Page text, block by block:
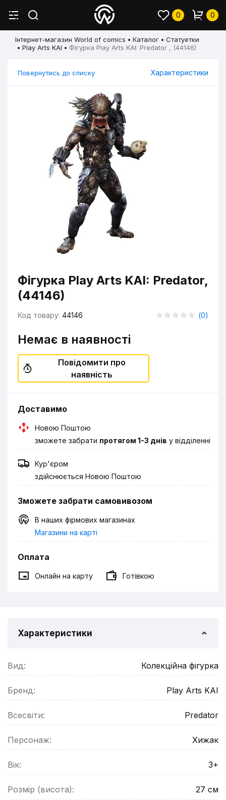
0 0
Інтернет-магазин World of comics Каталог
Статуетки
Play Arts KAI
Фігурка Play Arts KAI: Predator , (44146)
Повернутись до списку Характеристики
Фігурка Play Arts KAI: Predator,
(44146)
Код товару: 44146 (0)
Немає в наявності
Повідомити про
наявність
Доставимо
Новою Поштою
зможете забрати протягом 1-3 днів у відділенні
Кур'єром
здійснюється Новою Поштою
Зможете забрати самовивозом
В наших фірмових магазинах
Магазини на карті
Оплата
Онлайн на карту Готівкою
Характеристики
Вид: Колекційна фігурка
Бренд: Play Arts KAI
Всесвіти: Predator
Персонаж: Хижак
Вік: 3+
Розмір (висота): 27 см